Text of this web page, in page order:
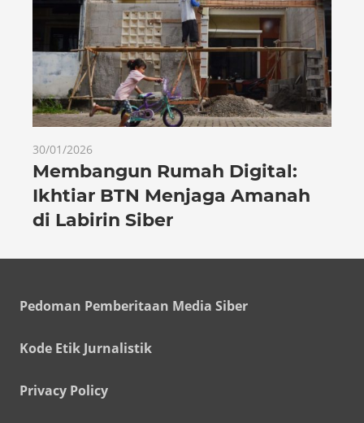
30/01/2026
Membangun Rumah Digital:
Ikhtiar BTN Menjaga Amanah
di Labirin Siber
Pedoman Pemberitaan Media Siber
Kode Etik Jurnalistik
Privacy Policy